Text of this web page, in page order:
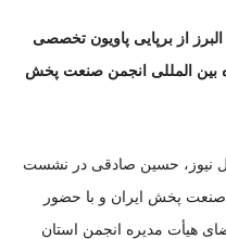
از برپایی پاویون تخصصی
بین المللی انجمن صنعت پخش
نیوز، حسین صادقی در نشست
پخش ایران و با حضور
هیأت مدیره انجمن استان